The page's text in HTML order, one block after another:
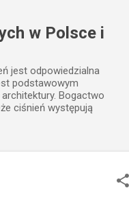
w Polsce i
jest odpowiedzialna
podstawowym
Bogactwo
ciśnień występują